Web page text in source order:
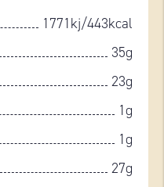
1771kj/443kcal
35g
23g
1g
1g
27g